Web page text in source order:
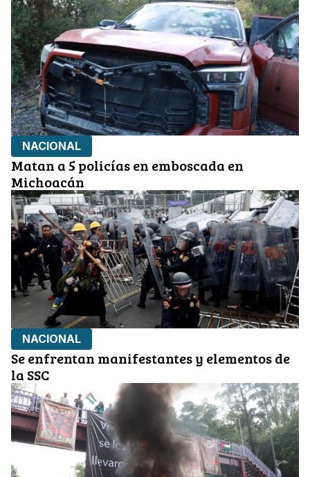
NACIONAL
Matan a 5 policías en emboscada en
Michoacán
NACIONAL
Se enfrentan manifestantes y elementos de
la SSC